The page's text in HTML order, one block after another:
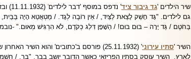
שיר הילדים 'גד גיבור ציד' נדפס במוסף 'דבר לילדים'
גם לילדים. "גָּד חָשַׁק לָצֵאת לַצַּיִד, / אֵין רוֹבֶה לְגָד. / מַטְאֲטֵא הָיָה
בַּחֹטֶם / גַּד יָרָה – בּוּם בּוּם! / הַשָּׁפָן דִּלֵג כְּקֹדֶם, לֹא הִרְגִּישׁ מְאוּם." -נובמבר
השיר 'סתיו עירוני
' (25.11.1932) פורסם ב'כתובים' והוא השיר
לארץ. השיר עוסק בסתיו הפריזאי כאשר הדובר יושב בבר. "בָּר. /